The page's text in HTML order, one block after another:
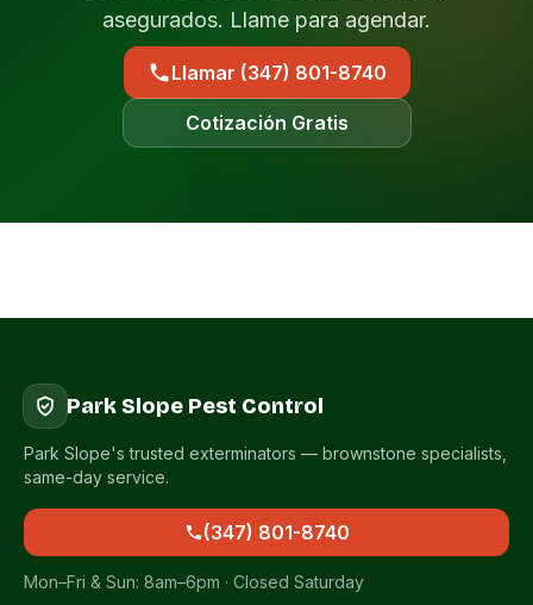
asegurados. Llame para agendar.
Llamar (347) 801-8740
Cotización Gratis
Park Slope Pest Control
Park Slope's trusted exterminators — brownstone specialists,
same-day service.
(347) 801-8740
Mon–Fri & Sun: 8am–6pm · Closed Saturday